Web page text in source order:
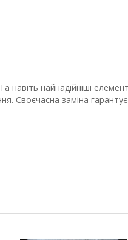
найнадійніші
Своєчасна заміна